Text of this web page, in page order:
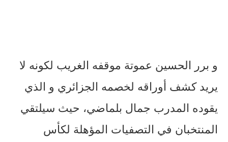
و برر الحسين عموتة موقفه الغريب لكونه لا
يريد كشف أوراقه لخصمه الجزائري و الذي
يقوده المدرب جمال بلماضي، حيث سيلتقي
المنتخبان في التصفيات المؤهلة لكأس